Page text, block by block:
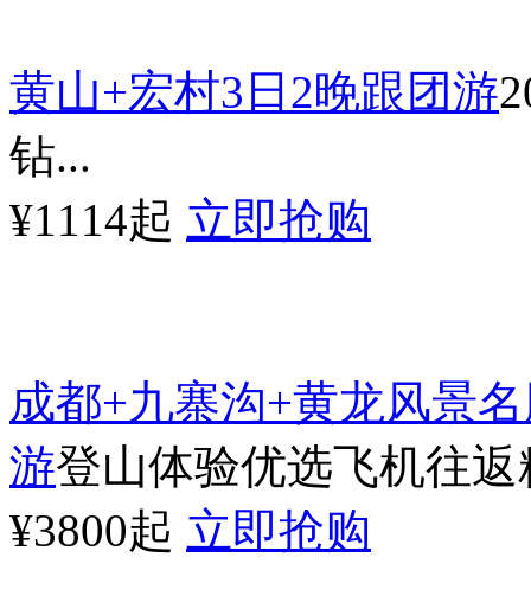
黄山+宏村3日2晚跟团游
钻...
¥1114起 立即抢购
成都+九寨沟+黄龙风景
游登山体验优选飞机往返
¥3800起 立即抢购